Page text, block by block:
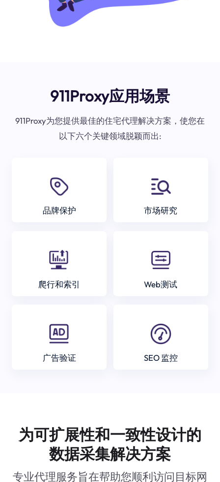
911Proxy应用场景
911Proxy为您提供最佳的住宅代理解决方案，使您在
以下六个关键领域脱颖而出:
品牌保护 市场研究
爬行和索引 Web测试
广告验证 SEO 监控
为可扩展性和一致性设计的
数据采集解决方案
专业代理服务旨在帮助您顺利访问目标网